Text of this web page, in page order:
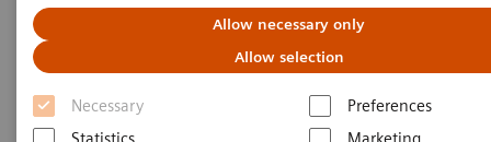
Allow necessary only
Allow selection
Necessary
Preferences
Assay